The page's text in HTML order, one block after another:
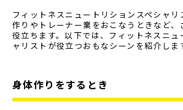
フィットネスニュートリションスペシャ
作りやトレーナー業をおこなうときなど、
役立ちます。以下では、フィットネスニュ
ャリストが役立つおもなシーンを紹介しま
身体作りをするとき